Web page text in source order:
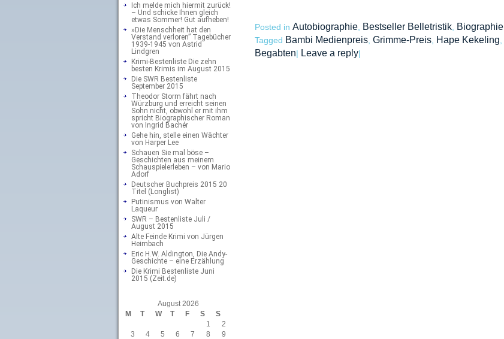
Ich melde mich hiermit zurück!
– Und schicke Ihnen gleich
etwas Sommer! Gut aufheben!
»Die Menschheit hat den
Verstand verloren” Tagebücher
1939-1945 von Astrid
Lindgren
Krimi-Bestenliste Die zehn
besten Krimis im August 2015
Die SWR Bestenliste
September 2015
Theodor Storm fährt nach
Würzburg und erreicht seinen
Sohn nicht, obwohl er mit ihm
spricht Biographischer Roman
von Ingrid Bachér
Gehe hin, stelle einen Wächter
von Harper Lee
Schauen Sie mal böse –
Geschichten aus meinem
Schauspielerleben – von Mario
Adorf
Deutscher Buchpreis 2015 20
Titel (Longlist)
Putinismus von Walter
Laqueur
SWR – Bestenliste Juli /
August 2015
Alte Feinde Krimi von Jürgen
Heimbach
Eric H.W. Aldington, Die Andy-
Geschichte – eine Erzählung
Die Krimi Bestenliste Juni
2015 (Zeit.de)
August 2026
M
T W T F S S
1
2
3
4 5 6 7 8
9
Posted in Autobiographie, Bestseller Belletristik, Biographie,
Tagged Bambi Medienpreis, Grimme-Preis, Hape Kekeling
Begabten| Leave a reply|